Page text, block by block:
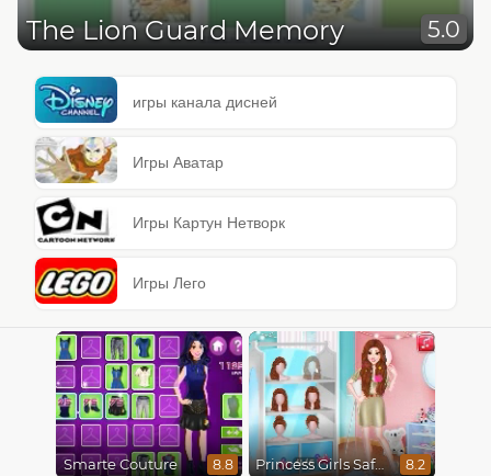
The Lion Guard Memory 5.0
игры канала дисней
Игры Аватар
Игры Картун Нетворк
Игры Лего
Smarte Couture 8.8 Princess Girls Safari Trip 8.2